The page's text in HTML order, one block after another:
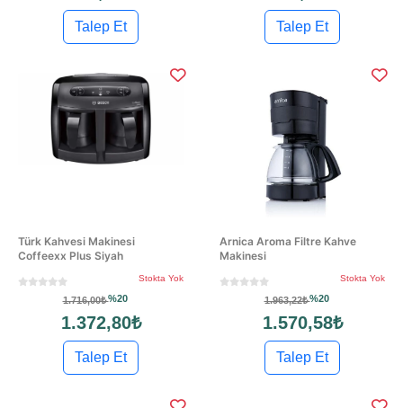
Talep Et Talep Et
Türk Kahvesi Makinesi
Coffeexx Plus Siyah
Stokta Yok
1.716,00₺%20
1.372,80₺
Talep Et
Arnica Aroma Filtre Kahve
Makinesi
Stokta Yok
1.963,22₺%20
1.570,58₺
Talep Et